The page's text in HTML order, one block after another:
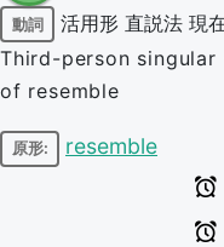
動詞 活用形 直説法 現
Third-person
of resemble
原形: resemble